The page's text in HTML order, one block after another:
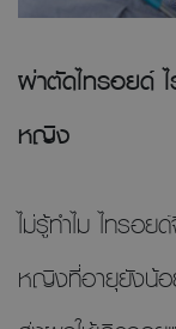
ผ่าตัดไทรอยด์
หญิง
ไม่รู้ทำไม ไทรอ
หญิงที่อายุยังน้อ